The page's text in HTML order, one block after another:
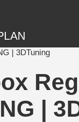
| 3DTuning
|